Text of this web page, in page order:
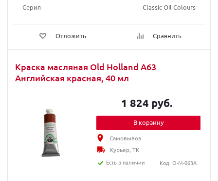
Серия
Classic Oil Colours
Отложить Сравнить
Краска масляная Old Holland A63
Английская красная, 40 мл
1 824 руб.
В корзину
Самовывоз
Курьер, ТК
Есть в наличии
Код: O-M-063A